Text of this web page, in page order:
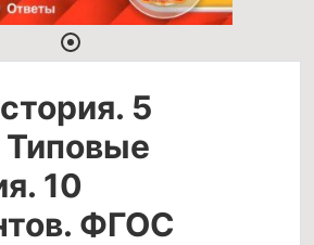
5
Типовые
10
ФГОС